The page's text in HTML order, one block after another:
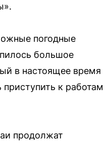
погодные
большое
в настоящее время
приступить к работам
продолжат